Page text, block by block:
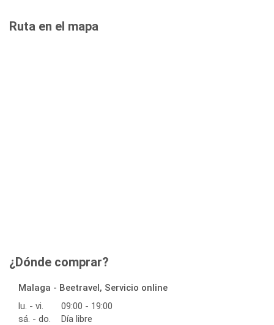
Ruta en el mapa
¿Dónde comprar?
Malaga - Beetravel, Servicio online
lu. - vi.
09:00 - 19:00
sá. - do.
Día libre